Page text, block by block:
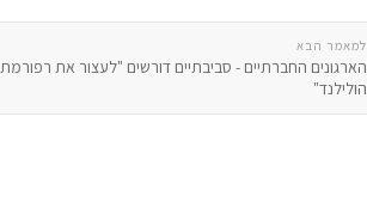
למאמר הבא
הארגונים החברתיים - סביבתיים דורשים "לעצור את רפורמת
הולילנד"